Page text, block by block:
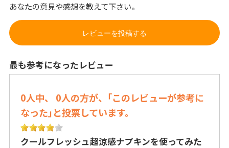
あなたの意見や感想を教えて下さい。
レビューを投稿する
最も参考になったレビュー
0人中、 0人の方が、｢このレビューが参考に
なった｣と投票しています。
クールフレッシュ超涼感ナプキンを使ってみた